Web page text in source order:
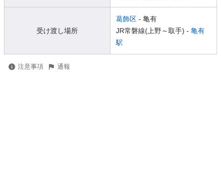
受け渡し場所
葛飾区 - 亀有
JR常磐線(上野～取手) - 亀有
駅
注意事項 通報